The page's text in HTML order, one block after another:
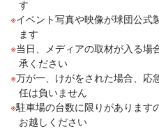
す
イベント写真や映像が球団公式
ます
当日、メディアの取材が入る場
承ください
万が一、けがをされた場合、応
任は負いません
駐車場の台数に限りがあります
お越しください